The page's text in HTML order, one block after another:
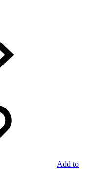
Add to